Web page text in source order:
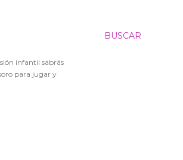
BUSCAR
infantil sabrás
para jugar y